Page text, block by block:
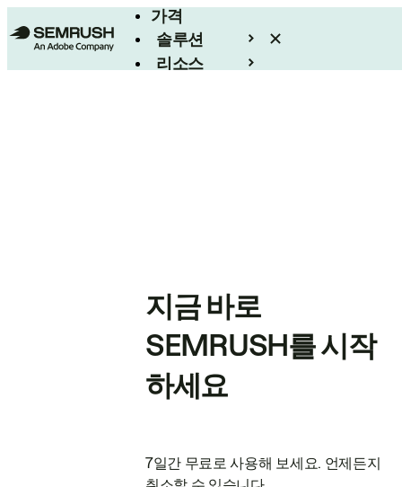
가격
솔루션
리소스
지금 바로
SEMRUSH를 시작
하세요
7일간 무료로 사용해 보세요. 언제든지